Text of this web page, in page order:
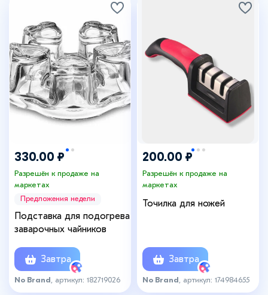
330.00 ₽
Разрешён к продаже на
маркетах
Предложения недели
Подставка для подогрева
заварочных чайников
Завтра
No Brand , артикул: 182719026
200.00 ₽
Разрешён к продаже на
маркетах
Точилка для ножей
Завтра
No Brand , артикул: 174984655